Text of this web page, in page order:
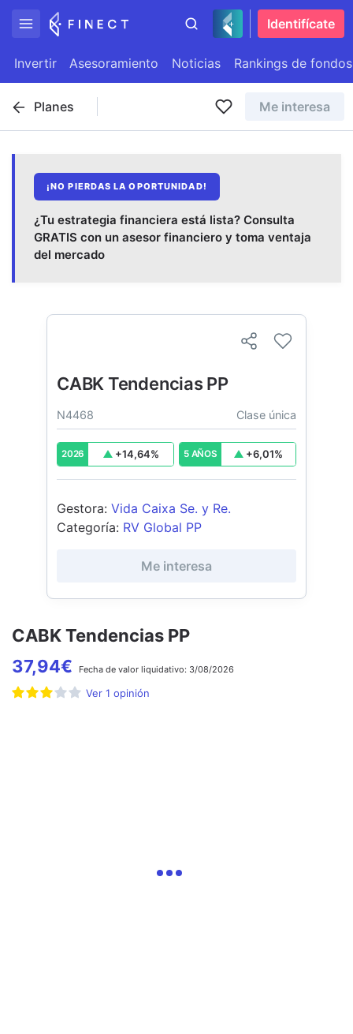
Identifícate
Invertir Asesoramiento Noticias Rankings de fondos
Planes Me interesa
¡NO PIERDAS LA OPORTUNIDAD!
¿Tu estrategia financiera está lista? Consulta
GRATIS con un asesor financiero y toma ventaja
del mercado
CABK Tendencias PP
37,94€ Fecha de valor liquidativo: 3/08/2026
Ver 1 opinión
CABK Tendencias PP
N4468 Clase única
2026 +14,64% 5 AÑOS +6,01%
Gestora: Vida Caixa Se. y Re.
Categoría: RV Global PP
Me interesa